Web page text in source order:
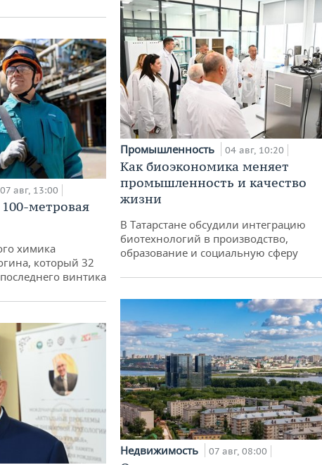
07 авг, 13:00
метровая
химика
который 32
винтика
Промышленность 04 авг, 10:20
Как биоэкономика меняет
промышленность и качество
жизни
В Татарстане обсудили интеграцию
биотехнологий в производство,
образование и социальную сферу
Недвижимость 07 авг, 08:00